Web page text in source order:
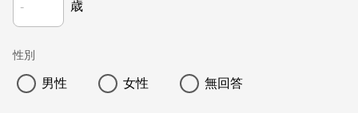
歳
性別
男性 女性 無回答